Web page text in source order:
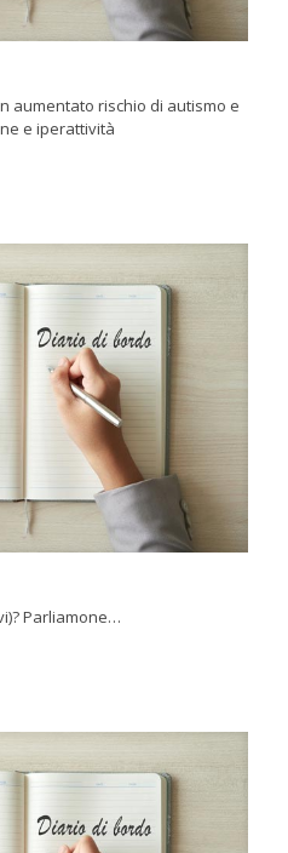
aumentato rischio di autismo e
e iperattività
Parliamone…